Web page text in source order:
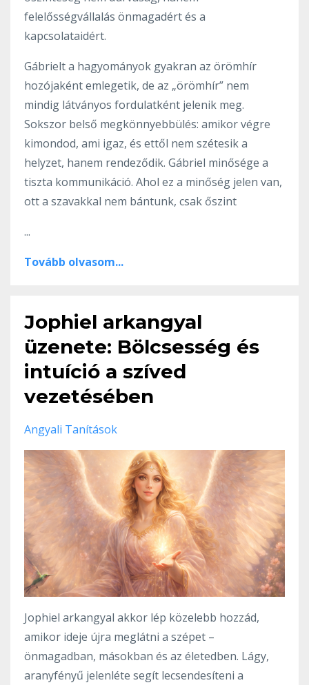
felelősségvállalás önmagadért és a
kapcsolataidért.
Gábrielt a hagyományok gyakran az örömhír
hozójaként emlegetik, de az „örömhír” nem
mindig látványos fordulatként jelenik meg.
Sokszor belső megkönnyebbülés: amikor végre
kimondod, ami igaz, és ettől nem szétesik a
helyzet, hanem rendeződik. Gábriel minősége a
tiszta kommunikáció. Ahol ez a minőség jelen van,
ott a szavakkal nem bántunk, csak őszint
...
Tovább olvasom...
Jophiel arkangyal
üzenete: Bölcsesség és
intuíció a szíved
vezetésében
Angyali Tanítások
Jophiel arkangyal akkor lép közelebb hozzád,
amikor ideje újra meglátni a szépet –
önmagadban, másokban és az életedben. Lágy,
aranyfényű jelenléte segít lecsendesíteni a